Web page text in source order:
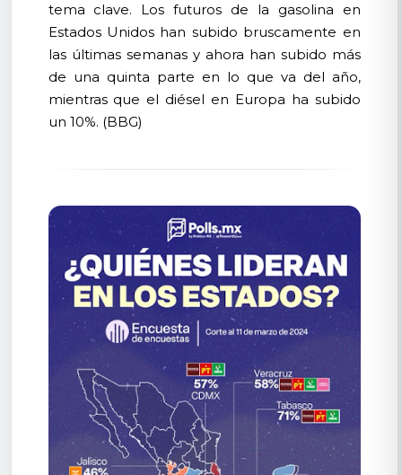
tema clave. Los futuros de la gasolina en
Estados Unidos han subido bruscamente en
las últimas semanas y ahora han subido más
de una quinta parte en lo que va del año,
mientras que el diésel en Europa ha subido
un 10%. (BBG)